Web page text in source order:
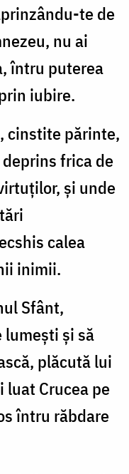
te de
nu ai
întru puterea
iubire.
cinstite părinte,
frica de
şi unde
calea
inimii.
Sfânt,
lumeşti şi să
plăcută lui
luat Crucea pe
întru răbdare